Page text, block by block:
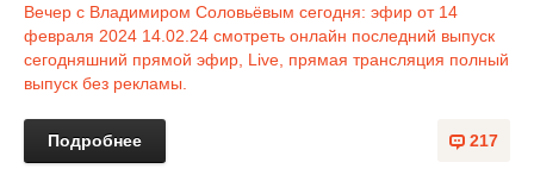
Вечер с Владимиром Соловьёвым сегодня: эфир от 14
февраля 2024 14.02.24 смотреть онлайн последний выпуск
сегодняшний прямой эфир, Live, прямая трансляция полный
выпуск без рекламы.
217
Подробнее